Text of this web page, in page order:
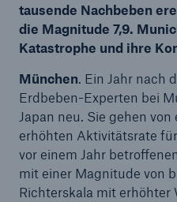
tausende Nachbeben
die Magnitude 7,9.
Katastrophe und ihre
München. Ein Jahr nach
Erdbeben-Experten bei
Japan neu. Sie gehen
erhöhten Aktivitätsrate
vor einem Jahr
mit einer Magnitude von
Richterskala mit erhöhter